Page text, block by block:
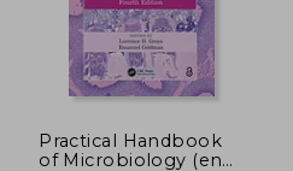
Practical Handbook
of Microbiology (en